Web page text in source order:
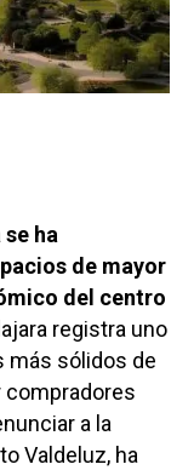
ha
de mayor
del centro
registra uno
más sólidos de
compradores
a la
Valdeluz, ha